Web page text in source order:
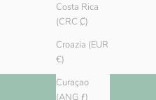
Costa Rica
(CRC ₡)
Croazia (EUR
€)
Curaçao
(ANG ƒ)